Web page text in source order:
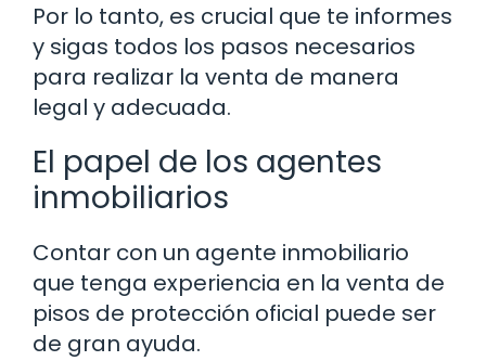
Por lo tanto, es crucial que te informes
y sigas todos los pasos necesarios
para realizar la venta de manera
legal y adecuada.
El papel de los agentes
inmobiliarios
Contar con un agente inmobiliario
que tenga experiencia en la venta de
pisos de protección oficial puede ser
de gran ayuda.